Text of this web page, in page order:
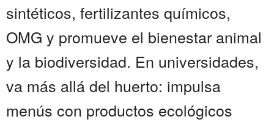
sintéticos, fertilizantes químicos,
OMG y promueve el bienestar animal
y la biodiversidad. En universidades,
va más allá del huerto: impulsa
menús con productos ecológicos